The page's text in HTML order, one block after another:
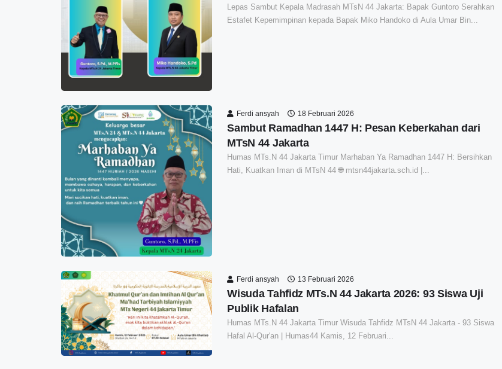
Lepas Sambut Kepala Madrasah MTsN 44 Jakarta: Bapak Guntoro Serahkan
Estafet Kepemimpinan kepada Bapak Miko Handoko di Aula Umar Bin...
Ferdi ansyah 18 Februari 2026
Sambut Ramadhan 1447 H: Pesan Keberkahan dari
MTsN 44 Jakarta
Humas MTs.N 44 Jakarta Timur Marhaban Ya Ramadhan 1447 H: Bersihkan
Hati, Kuatkan Iman di MTsN 44 🌐 mtsn44jakarta.sch.id |...
Ferdi ansyah 13 Februari 2026
Wisuda Tahfidz MTs.N 44 Jakarta 2026: 93 Siswa Uji
Publik Hafalan
Humas MTs.N 44 Jakarta Timur Wisuda Tahfidz MTsN 44 Jakarta - 93 Siswa
Hafal Al-Qur'an | Humas44 Kamis, 12 Februari...